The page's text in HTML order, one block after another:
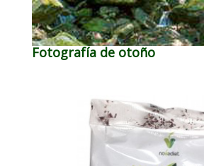
Fotografía de otoño